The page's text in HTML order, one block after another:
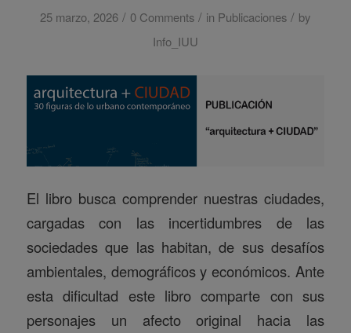
25 marzo, 2026 / 0 Comments / in Publicaciones / by
Info_IUU
El libro busca comprender nuestras ciudades,
cargadas con las incertidumbres de las
sociedades que las habitan, de sus desafíos
ambientales, demográficos y económicos. Ante
esta dificultad este libro comparte con sus
personajes un afecto original hacia las